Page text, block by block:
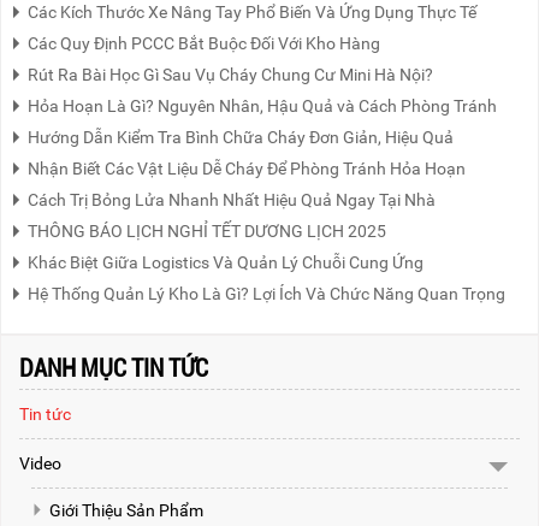
Các Kích Thước Xe Nâng Tay Phổ Biến Và Ứng Dụng Thực Tế
Các Quy Định PCCC Bắt Buộc Đối Với Kho Hàng
Rút Ra Bài Học Gì Sau Vụ Cháy Chung Cư Mini Hà Nội?
Hỏa Hoạn Là Gì? Nguyên Nhân, Hậu Quả và Cách Phòng Tránh
Hướng Dẫn Kiểm Tra Bình Chữa Cháy Đơn Giản, Hiệu Quả
Nhận Biết Các Vật Liệu Dễ Cháy Để Phòng Tránh Hỏa Hoạn
Cách Trị Bỏng Lửa Nhanh Nhất Hiệu Quả Ngay Tại Nhà
THÔNG BÁO LỊCH NGHỈ TẾT DƯƠNG LỊCH 2025
Khác Biệt Giữa Logistics Và Quản Lý Chuỗi Cung Ứng
Hệ Thống Quản Lý Kho Là Gì? Lợi Ích Và Chức Năng Quan Trọng
DANH MỤC TIN TỨC
Tin tức
Video
Giới Thiệu Sản Phẩm